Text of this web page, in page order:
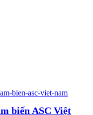
biến ASC Việt